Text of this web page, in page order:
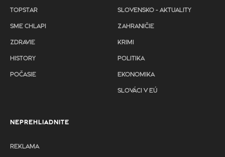
TOPSTAR
SME CHLAPI
ZDRAVIE
HISTORY
POČASIE
SLOVENSKO - AKTUALITY
ZAHRANIČIE
KRIMI
POLITIKA
EKONOMIKA
SLOVÁCI V EÚ
NEPREHLIADNITE
REKLAMA